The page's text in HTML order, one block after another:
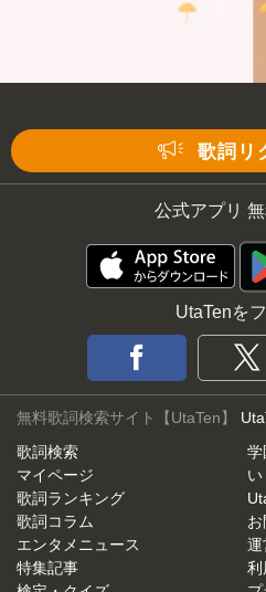
歌詞リ
公式アプリ
UtaTenを
無料歌詞検索サイト【UtaTen】
歌詞検索
マイページ
歌詞ランキング
歌詞コラム
エンタメニュース
特集記事
学
い
運
利